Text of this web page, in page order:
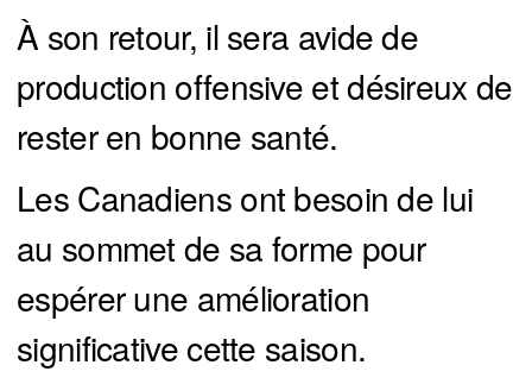
À son retour, il sera avide de
production offensive et désireux de
rester en bonne santé.
Les Canadiens ont besoin de lui
au sommet de sa forme pour
espérer une amélioration
significative cette saison.